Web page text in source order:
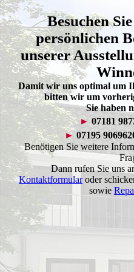
Besuchen
persönlichen
unserer
Damit wir uns optimal um
bitten wir um
Sie haben
► 07181
►07195
Benötigen Sie weitere
Dann rufen Sie uns
Kontaktformularoder
sowie